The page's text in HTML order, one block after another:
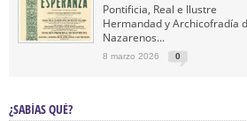
Pontificia, Real e Ilustre
Hermandad y Archicofradía
Nazarenos...
8 marzo 2026 0
¿SABÍAS QUÉ?